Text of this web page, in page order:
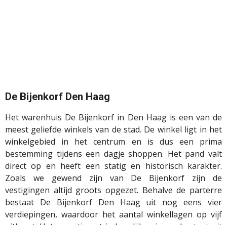
De Bijenkorf Den Haag
Het warenhuis De Bijenkorf in Den Haag is een van de
meest geliefde winkels van de stad. De winkel ligt in het
winkelgebied in het centrum en is dus een prima
bestemming tijdens een dagje shoppen. Het pand valt
direct op en heeft een statig en historisch karakter.
Zoals we gewend zijn van De Bijenkorf zijn de
vestigingen altijd groots opgezet. Behalve de parterre
bestaat De Bijenkorf Den Haag uit nog eens vier
verdiepingen, waardoor het aantal winkellagen op vijf